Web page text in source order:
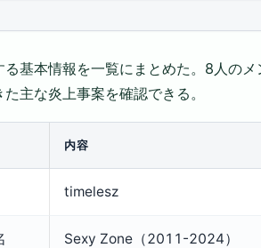
る基本情報を一覧にまとめた。8人の
主な炎上事案を確認できる。
内容
timelesz
Sexy Zone（2011-2024）